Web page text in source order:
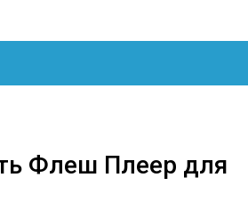
Флеш Плеер для